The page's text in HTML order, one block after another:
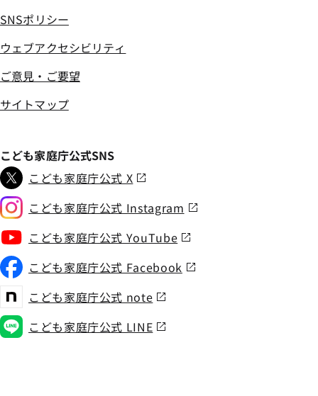
SNSポリシー
ウェブアクセシビリティ
ご意見・ご要望
サイトマップ
こども家庭庁公式SNS
こども家庭庁公式 X
こども家庭庁公式 Instagram
こども家庭庁公式 YouTube
こども家庭庁公式 Facebook
こども家庭庁公式 note
こども家庭庁公式 LINE